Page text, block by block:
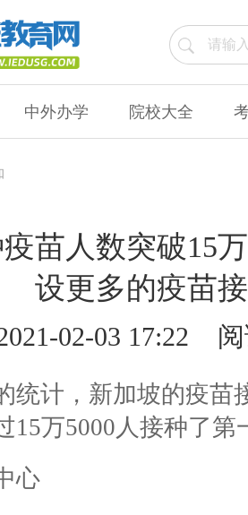
中外办学 院校大全
苗人数突破15
设更多的疫苗
02-03 17:22
统计，新加坡的疫苗
15万5000人接种了第
心